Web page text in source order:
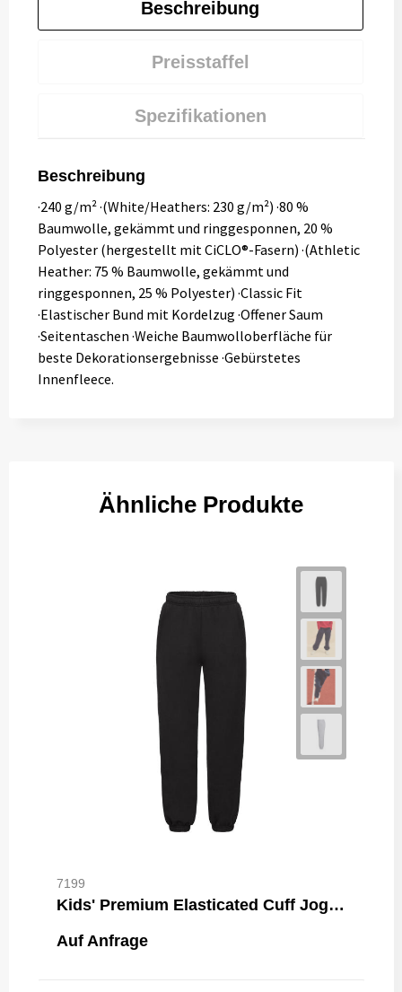
Beschreibung
Preisstaffel
Spezifikationen
Beschreibung
·240 g/m² ·(White/Heathers: 230 g/m²) ·80 %
Baumwolle, gekämmt und ringgesponnen, 20 %
Polyester (hergestellt mit CiCLO®-Fasern) ·(Athletic
Heather: 75 % Baumwolle, gekämmt und
ringgesponnen, 25 % Polyester) ·Classic Fit
·Elastischer Bund mit Kordelzug ·Offener Saum
·Seitentaschen ·Weiche Baumwolloberfläche für
beste Dekorationsergebnisse ·Gebürstetes
Innenfleece.
Ähnliche Produkte
7199
Kids' Premium Elasticated Cuff Jog Pants
Auf Anfrage